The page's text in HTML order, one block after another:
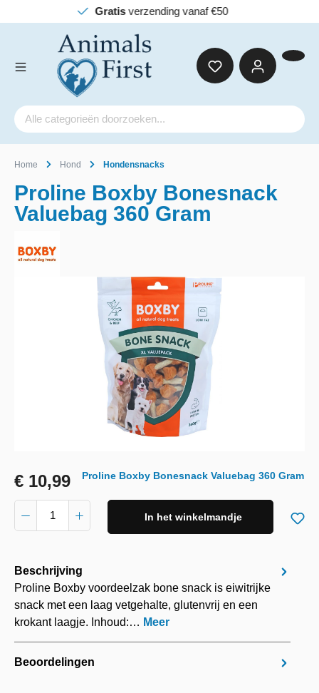
verzending vanaf €50
Home Hond Hondensnacks
Proline Boxby Bonesnack
Valuebag 360 Gram
€ 10,99 Proline Boxby Bonesnack Valuebag 360 Gram
In het winkelmandje
Beschrijving
Proline Boxby voordeelzak bone snack is eiwitrijke
snack met een laag vetgehalte, glutenvrij en een
krokant laagje. Inhoud:… Meer
Beoordelingen